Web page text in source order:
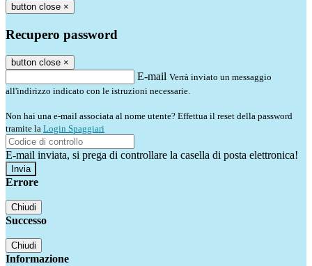
button close ×
Recupero password
button close ×
E-mail Verrà inviato un messaggio
all'indirizzo indicato con le istruzioni necessarie.
Non hai una e-mail associata al nome utente? Effettua il reset della password
tramite la Login Spaggiari
E-mail inviata, si prega di controllare la casella di posta elettronica!
Errore
Chiudi
Successo
Chiudi
Informazione